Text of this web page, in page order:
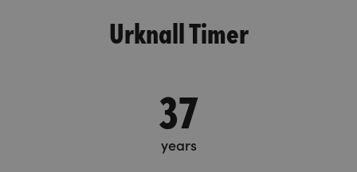
Urknall Timer
37
years